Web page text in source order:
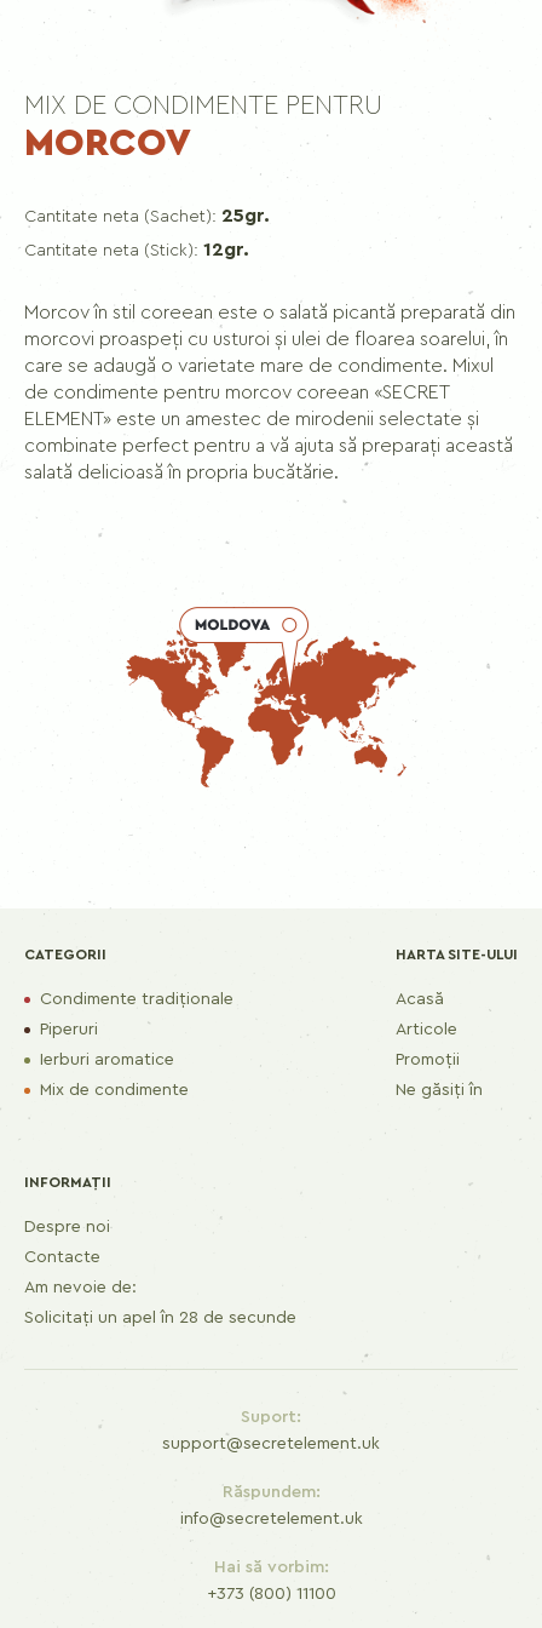
MIX DE CONDIMENTE PENTRU
MORCOV
Cantitate neta (Sachet): 25gr.
Cantitate neta (Stick): 12gr.
Morcov în stil coreean este o salată picantă preparată din
morcovi proaspeți cu usturoi și ulei de floarea soarelui, în
care se adaugă o varietate mare de condimente. Mixul
de condimente pentru morcov coreean «SECRET
ELEMENT» este un amestec de mirodenii selectate și
combinate perfect pentru a vă ajuta să preparați această
salată delicioasă în propria bucătărie.
HARTA SITE-ULUI
Acasă
Articole
Promoții
Ne găsiți în
CATEGORII
Condimente tradiționale
Piperuri
Ierburi aromatice
Mix de condimente
INFORMAȚII
Despre noi
Contacte
Am nevoie de:
Solicitați un apel în 28 de secunde
Suport:
support@secretelement.uk
Răspundem:
info@secretelement.uk
Hai să vorbim:
+373 (800) 11100